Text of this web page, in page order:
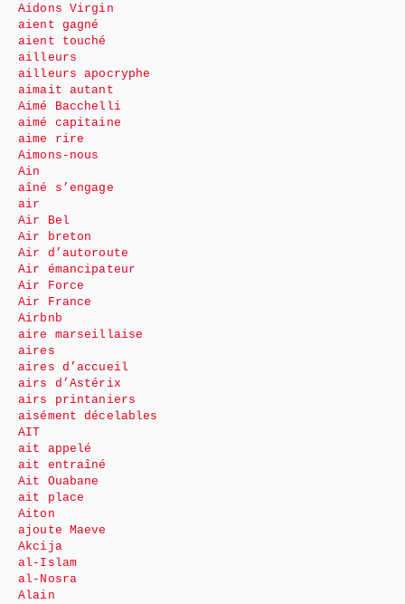
Aidons Virgin
aient gagné
aient touché
ailleurs
ailleurs apocryphe
aimait autant
Aimé Bacchelli
aimé capitaine
aime rire
Aimons-nous
Ain
aîné s’engage
air
Air Bel
Air breton
Air d’autoroute
Air émancipateur
Air Force
Air France
Airbnb
aire marseillaise
aires
aires d’accueil
airs d’Astérix
airs printaniers
aisément décelables
AIT
ait appelé
ait entraîné
Ait Ouabane
ait place
Aiton
ajoute Maeve
Akcija
al-Islam
al-Nosra
Alain